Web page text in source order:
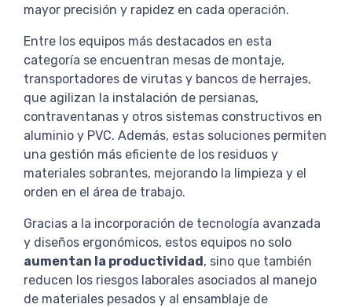
mayor precisión y rapidez en cada operación.
Entre los equipos más destacados en esta
categoría se encuentran mesas de montaje,
transportadores de virutas y bancos de herrajes,
que agilizan la instalación de persianas,
contraventanas y otros sistemas constructivos en
aluminio y PVC. Además, estas soluciones permiten
una gestión más eficiente de los residuos y
materiales sobrantes, mejorando la limpieza y el
orden en el área de trabajo.
Gracias a la incorporación de tecnología avanzada
y diseños ergonómicos, estos equipos no solo
aumentan la productividad, sino que también
reducen los riesgos laborales asociados al manejo
de materiales pesados y al ensamblaje de